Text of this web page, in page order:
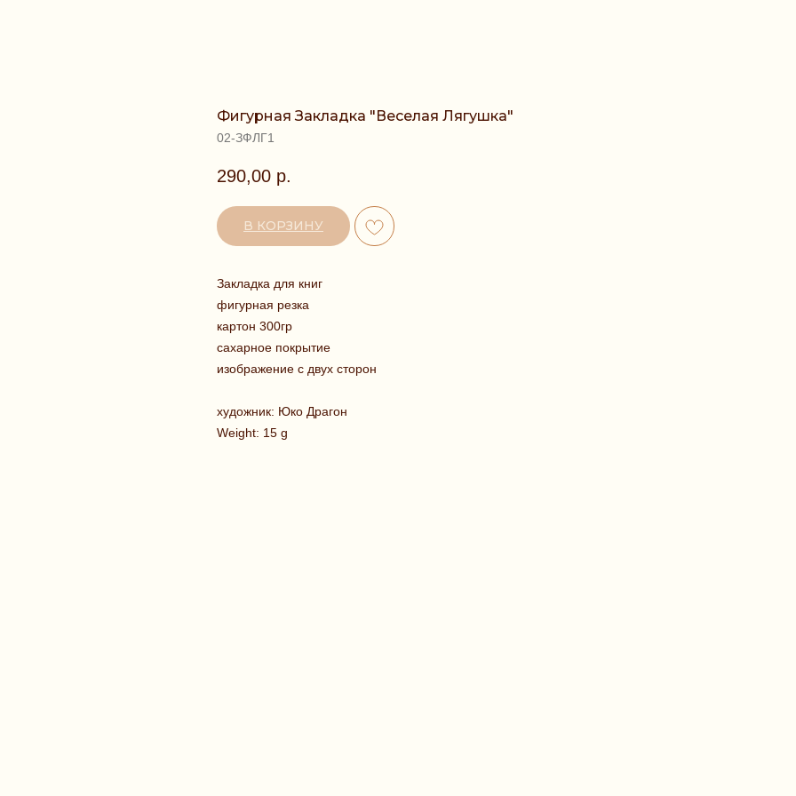
Фигурная Закладка "Веселая Лягушка"
02-ЗФЛГ1
290,00 р.
В КОРЗИНУ
Закладка для книг
фигурная резка
картон 300гр
сахарное покрытие
изображение с двух сторон
художник: Юко Драгон
Weight: 15 g